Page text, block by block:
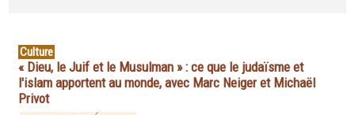
Culture
« Dieu, le Juif et le Musulman » : ce que le judaïsme et
l'islam apportent au monde, avec Marc Neiger et Michaël
Privot